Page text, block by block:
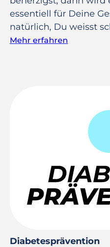
essentiell für Deine
natürlich, Du weisst
Mehr erfahren
Diabetesprävention